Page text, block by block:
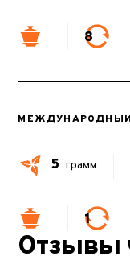
8
5 грамм
1
Отзывы